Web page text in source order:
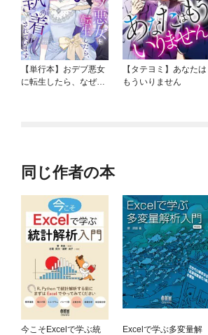
【単行本】おデブ悪女
に転生したら、なぜか
【タテヨミ】あなたは
もういりません
同じ作者の本
今こそExcelで学ぶ統
Excelで学ぶ多変量解